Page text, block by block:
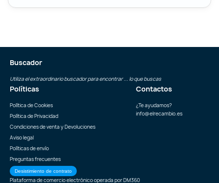
Buscador
Utiliza el extraordinario buscador para encontrar ... lo que buscas
Políticas
Política de Cookies
Política de Privacidad
Condiciones de venta y Devoluciones
Aviso legal
Políticas de envío
Preguntas frecuentes
Desistimiento de contrato
Contactos
¿Te ayudamos?
info@elrecambio.es
Plataforma de comercio electrónico operada porDM360